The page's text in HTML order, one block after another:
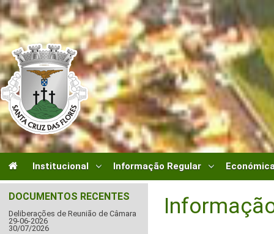
Institucional Informação Regular
DOCUMENTOS RECENTES
Deliberações de Reunião de Câmara
29-06-2026
30/07/2026